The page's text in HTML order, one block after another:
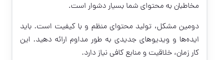
مخاطبان به محتوای شما بسیار دشوار است.
دومین مشکل، تولید محتوای منظم و با کیفیت است. باید
ایده‌ها و ویدیوهای جدیدی به طور مداوم ارائه دهید. این
کار زمان، خلاقیت و منابع کافی نیاز دارد.